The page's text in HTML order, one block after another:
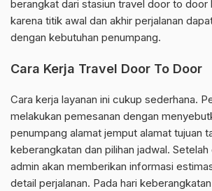
berangkat dari stasiun travel door to door
karena titik awal dan akhir perjalanan
dengan kebutuhan penumpang.
Cara Kerja Travel Door To Door
Cara kerja layanan ini cukup sederhana.
melakukan pemesanan dengan
penumpang alamat jemput alamat tujuan
keberangkatan dan pilihan jadwal.
admin akan memberikan informasi
detail perjalanan. Pada hari